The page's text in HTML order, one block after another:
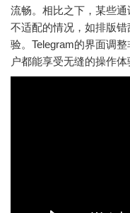
流畅。相比之下，某些
不适配的情况，如排版
验。Telegram的界面调
户都能享受无缝的操作体